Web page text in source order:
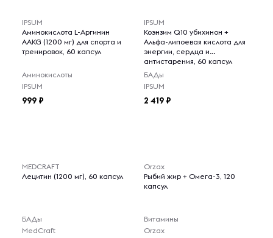
IPSUM
Аминокислота L-Аргинин
AAKG (1200 мг) для спорта и
тренировок, 60 капсул
Аминокислоты
IPSUM
999
IPSUM
Коэнзим Q10 убихинон +
Альфа-липоевая кислота для
энергии, сердца и
антистарения, 60 капсул
БАДы
IPSUM
2 419
MEDCRAFT
Лецитин (1200 мг), 60 капсул
БАДы
MedCraft
Orzax
Рыбий жир + Омега-3, 120
капсул
Витамины
Orzax